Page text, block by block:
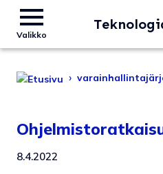
Valikko
›
8.4.2022